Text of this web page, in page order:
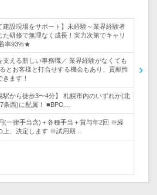
建設現場をサポート】未経験～業界経験者
た研修で無理なく成長！実力次第でキャリ
率93%★
支える新しい事務職／ 業界経験がなくても
とお客様と打合せする機会もあり、貢献性
ます！
駅から徒歩3〜4分】 札幌市内のいずれか(北
条西)に配属！ ■BPO…
(一律手当含)＋各種手当＋賞与年2回 ※経
上、決定します ※試用期…